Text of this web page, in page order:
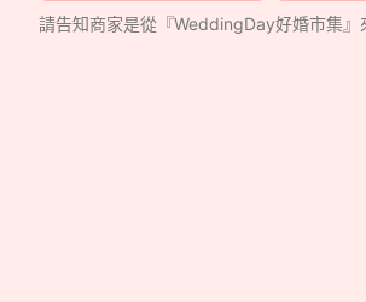
請告知商家是從『WeddingDay好婚市集』